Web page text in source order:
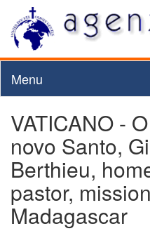
Menu
VATICANO -
novo Santo,
Berthieu,
pastor,
Madagascar